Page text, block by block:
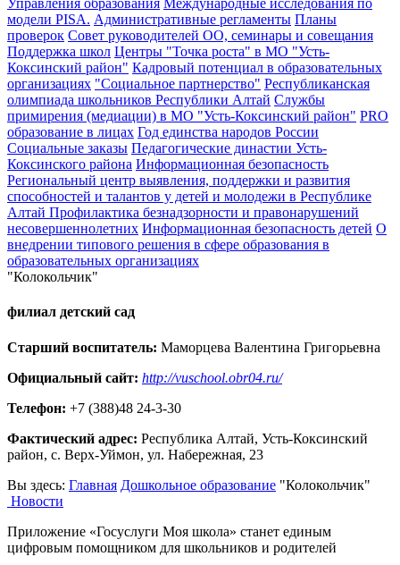
Управления образования Международные исследования по
модели PISA. Административные регламенты Планы
проверок Совет руководителей ОО, семинары и совещания
Поддержка школ Центры "Точка роста" в МО "Усть-
Коксинский район" Кадровый потенциал в образовательных
организациях "Социальное партнерство" Республиканская
олимпиада школьников Республики Алтай Службы
примирения (медиации) в МО "Усть-Коксинский район" PRO
образование в лицах Год единства народов России
Социальные заказы Педагогические династии Усть-
Коксинского района Информационная безопасность
Региональный центр выявления, поддержки и развития
способностей и талантов у детей и молодежи в Республике
Алтай Профилактика безнадзорности и правонарушений
несовершеннолетних Информационная безопасность детей О
внедрении типового решения в сфере образования в
образовательных организациях
"Колокольчик"
филиал детский сад
Старший воспитатель: Маморцева Валентина Григорьевна
Официальный сайт: http://vuschool.obr04.ru/
Телефон: +7 (388)48 24-3-30
Фактический адрес: Республика Алтай, Усть-Коксинский
район, с. Верх-Уймон, ул. Набережная, 23
Вы здесь: Главная Дошкольное образование "Колокольчик"
Новости
Приложение «Госуслуги Моя школа» станет единым
цифровым помощником для школьников и родителей